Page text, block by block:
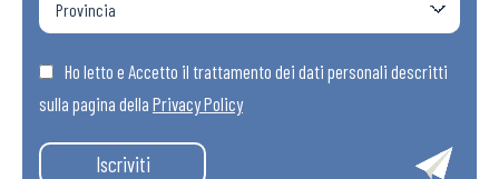
Ho letto e Accetto il trattamento dei dati personali descritti
sulla pagina della Privacy Policy
Iscriviti